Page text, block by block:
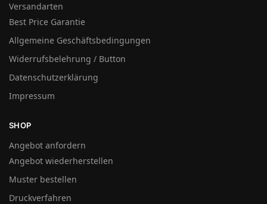
Versandarten
Best Price Garantie
Allgemeine Geschäftsbedingungen
Widerrufsbelehrung / Button
Datenschutzerklärung
Impressum
SHOP
Angebot anfordern
Angebot wiederherstellen
Muster bestellen
Druckverfahren